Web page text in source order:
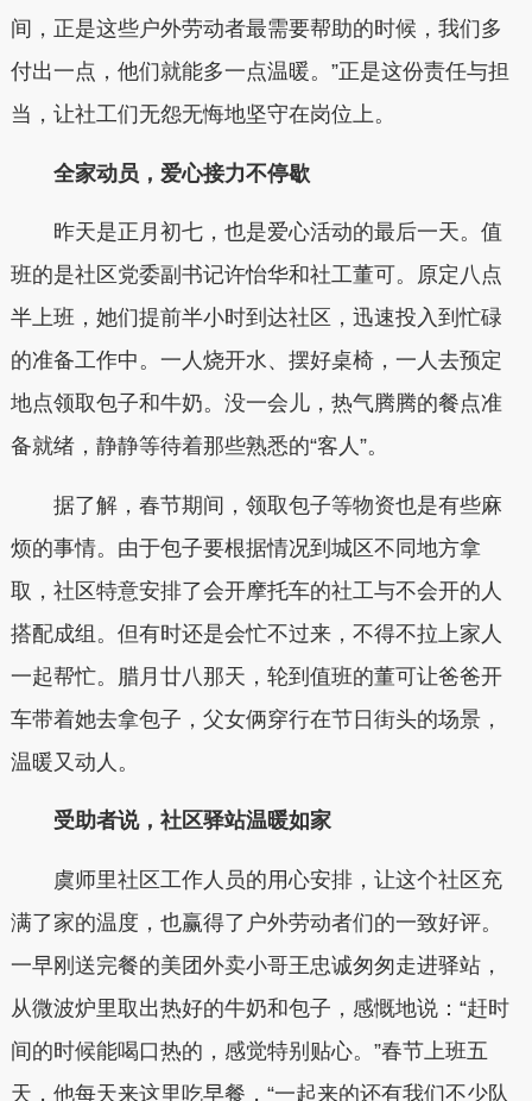
间，正是这些户外劳动者最需要帮助的时候，我们多
付出一点，他们就能多一点温暖。”正是这份责任与担
当，让社工们无怨无悔地坚守在岗位上。
全家动员，爱心接力不停歇
昨天是正月初七，也是爱心活动的最后一天。值
班的是社区党委副书记许怡华和社工董可。原定八点
半上班，她们提前半小时到达社区，迅速投入到忙碌
的准备工作中。一人烧开水、摆好桌椅，一人去预定
地点领取包子和牛奶。没一会儿，热气腾腾的餐点准
备就绪，静静等待着那些熟悉的“客人”。
据了解，春节期间，领取包子等物资也是有些麻
烦的事情。由于包子要根据情况到城区不同地方拿
取，社区特意安排了会开摩托车的社工与不会开的人
搭配成组。但有时还是会忙不过来，不得不拉上家人
一起帮忙。腊月廿八那天，轮到值班的董可让爸爸开
车带着她去拿包子，父女俩穿行在节日街头的场景，
温暖又动人。
受助者说，社区驿站温暖如家
虞师里社区工作人员的用心安排，让这个社区充
满了家的温度，也赢得了户外劳动者们的一致好评。
一早刚送完餐的美团外卖小哥王忠诚匆匆走进驿站，
从微波炉里取出热好的牛奶和包子，感慨地说：“赶时
间的时候能喝口热的，感觉特别贴心。”春节上班五
天，他每天来这里吃早餐，“一起来的还有我们不少队